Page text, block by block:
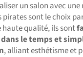
un salon avec
pirates sont le choix
haute qualité, ils sont
le temps et
, alliant esthétisme et